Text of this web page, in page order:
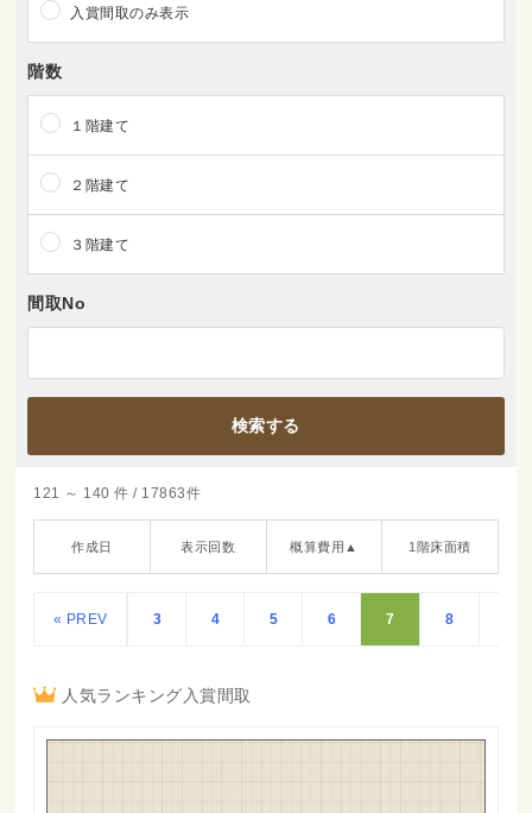
入賞間取のみ表示
階数
１階建て
２階建て
３階建て
間取No
121 ～ 140 件 / 17863件
作成日 表示回数 概算費用▲ 1階床面積
« PREV 3 4 5 6 7 8
人気ランキング入賞間取